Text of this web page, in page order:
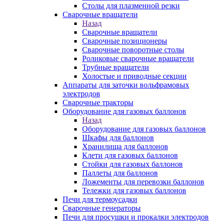
Столы для плазменной резки
Сварочные вращатели
Назад
Сварочные вращатели
Сварочные позиционеры
Сварочные поворотные столы
Роликовые сварочные вращатели
Трубные вращатели
Холостые и приводные секции
Аппараты для заточки вольфрамовых
электродов
Сварочные тракторы
Оборудование для газовых баллонов
Назад
Оборудование для газовых баллонов
Шкафы для баллонов
Хранилища для баллонов
Клети для газовых баллонов
Стойки для газовых баллонов
Паллеты для баллонов
Ложементы для перевозки баллонов
Тележки для газовых баллонов
Печи для термоусадки
Сварочные генераторы
Печи для просушки и прокалки электродов